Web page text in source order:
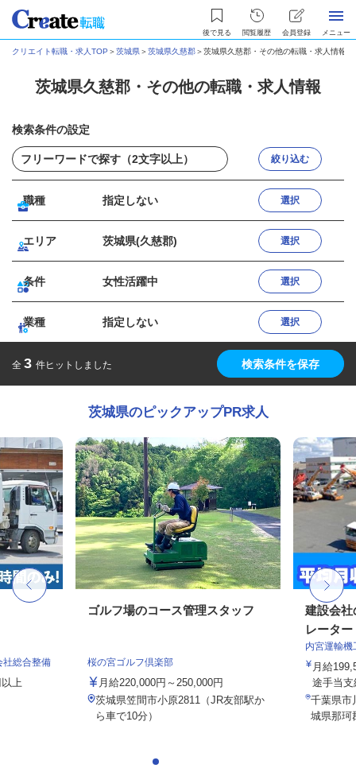
後で見る 閲覧履歴 会員登録 メニュー
クリエイト転職・求人TOP ＞茨城県＞茨城県久慈郡＞茨城県久慈郡・その他の転職・求人情報
茨城県久慈郡・その他の転職・求人情報
検索条件の設定
絞り込む
職種 指定しない 選択
エリア 茨城県(久慈郡) 選択
条件 女性活躍中 選択
業種 指定しない 選択
全 3 件ヒットしました 検索条件を保存
茨城県のピックアップPR求人
総合整備
以上
ゴルフ場のコース管理スタッフ
桜の宮ゴルフ倶楽部
月給220,000円～250,000円
茨城県笠間市小原2811（JR友部駅か
ら車で10分）
建設会社
レーター
内宮運輸機
月給
途手当
千葉県市
城県那珂